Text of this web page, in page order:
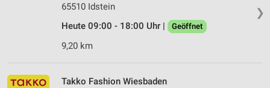
❯
65510 Idstein
Heute 09:00 - 18:00 Uhr |
Geöffnet
9,20 km
Takko Fashion Wiesbaden